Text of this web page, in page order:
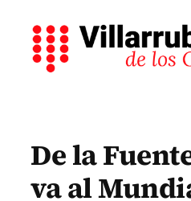
contenido
De la
va al